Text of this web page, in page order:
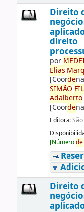
Direito
direito
por MEDE
Elias
[Coorde
SIMÃO
Adalberto
[Coorde
Editora:
Disponibilida
[Númerode
Direito